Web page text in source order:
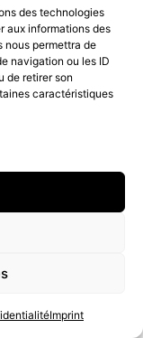
des technologies
aux informations des
nous permettra de
navigation ou les ID
de retirer son
caractéristiques
Imprint
Une
sans tarder
action
parasite.